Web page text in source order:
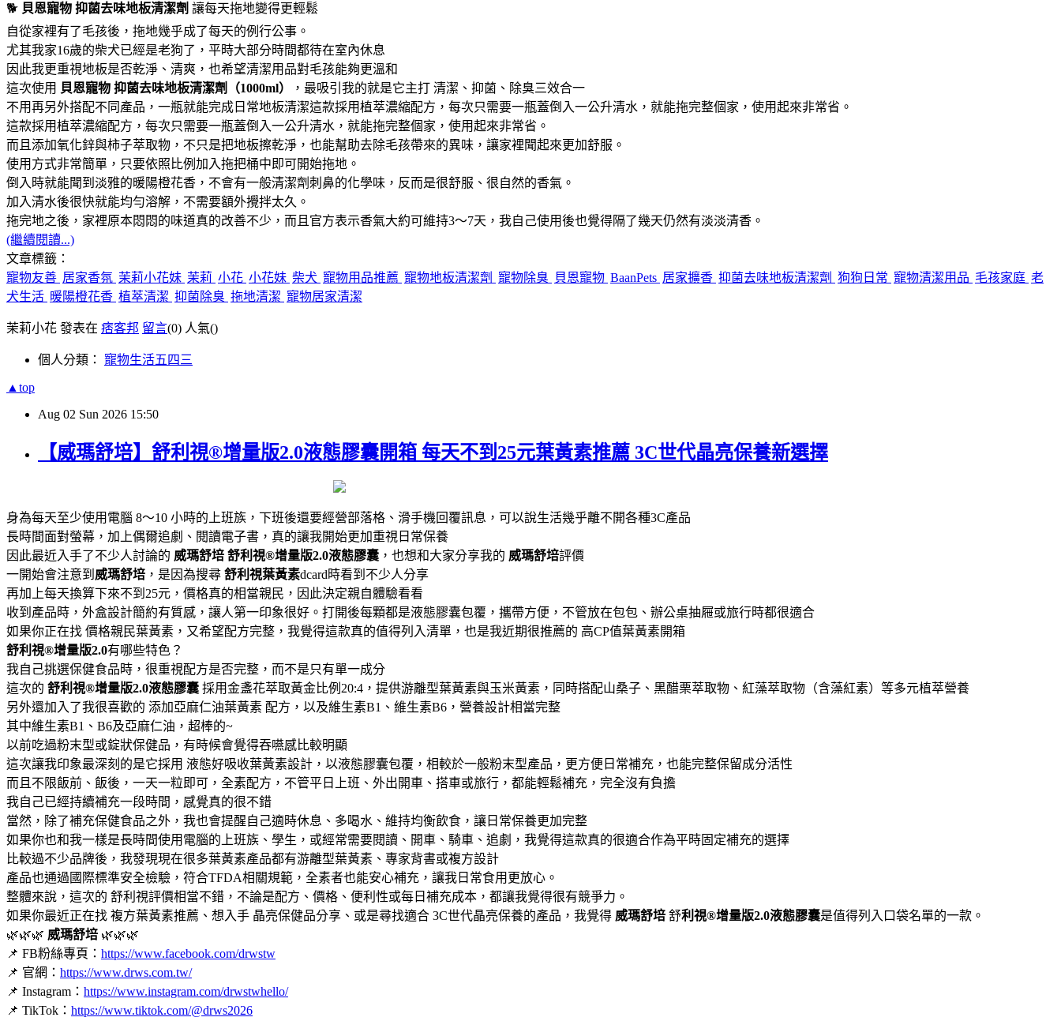
🐕 貝恩寵物 抑菌去味地板清潔劑 讓每天拖地變得更輕鬆
自從家裡有了毛孩後，拖地幾乎成了每天的例行公事。
尤其我家16歲的柴犬已經是老狗了，平時大部分時間都待在室內休息
因此我更重視地板是否乾淨、清爽，也希望清潔用品對毛孩能夠更溫和
這次使用 貝恩寵物 抑菌去味地板清潔劑（1000ml）
，最吸引我的就是它主打 清潔、抑菌、除臭三效合一
不用再另外搭配不同產品，一瓶就能完成日常地板清潔這款採用植萃濃縮配方，每次只需要一瓶蓋倒入一公升清水，就能拖完整個家，使用起來非常省。
這款採用植萃濃縮配方，每次只需要一瓶蓋倒入一公升清水，就能拖完整個家，使用起來非常省。
而且添加氧化鋅與柿子萃取物，不只是把地板擦乾淨，也能幫助去除毛孩帶來的異味，讓家裡聞起來更加舒服。
使用方式非常簡單，只要依照比例加入拖把桶中即可開始拖地。
倒入時就能聞到淡雅的暖陽橙花香，不會有一般清潔劑刺鼻的化學味，反而是很舒服、很自然的香氣。
加入清水後很快就能均勻溶解，不需要額外攪拌太久。
拖完地之後，家裡原本悶悶的味道真的改善不少，而且官方表示香氣大約可維持3～7天，我自己使用後也覺得隔了幾天仍然有淡淡清香。
(繼續閱讀...)
文章標籤：
寵物友善 居家香氛 茉莉小花妹 茉莉 小花 小花妹 柴犬 寵物用品推薦 寵物地板清潔劑 寵物除臭 貝恩寵物 BaanPets 居家擴香 抑菌去味地板清潔劑 狗狗日常 寵物清潔用品 毛孩家庭 老
犬生活 暖陽橙花香 植萃清潔 抑菌除臭 拖地清潔 寵物居家清潔
茉莉小花 發表在 痞客邦 留言(0) 人氣()
個人分類： 寵物生活五四三
▲top
Aug 02 Sun 2026 15:50
【威瑪舒培】舒利視®增量版2.0液態膠囊開箱 每天不到25元葉黃素推薦 3C世代晶亮保養新選擇
身為每天至少使用電腦 8～10 小時的上班族，下班後還要經營部落格、滑手機回覆訊息，可以說生活幾乎離不開各種3C產品
長時間面對螢幕，加上偶爾追劇、閱讀電子書，真的讓我開始更加重視日常保養
因此最近入手了不少人討論的 威瑪舒培 舒利視®增量版2.0液態膠囊 ，也想和大家分享我的 威瑪舒培評價
一開始會注意到 威瑪舒培 ，是因為搜尋 舒利視葉黃素dcard時看到不少人分享
再加上每天換算下來不到25元，價格真的相當親民，因此決定親自體驗看看
收到產品時，外盒設計簡約有質感，讓人第一印象很好。打開後每顆都是液態膠囊包覆，攜帶方便，不管放在包包、辦公桌抽屜或旅行時都很適合
如果你正在找 價格親民葉黃素，又希望配方完整，我覺得這款真的值得列入清單，也是我近期很推薦的 高CP值葉黃素開箱
舒利視®增量版2.0有哪些特色？
我自己挑選保健食品時，很重視配方是否完整，而不是只有單一成分
這次的 舒利視®增量版2.0液態膠囊 採用金盞花萃取黃金比例20:4，提供游離型葉黃素與玉米黃素，同時搭配山桑子、黑醋栗萃取物、紅藻萃取物（含藻紅素）等多元植萃營養
另外還加入了我很喜歡的 添加亞麻仁油葉黃素 配方，以及維生素B1、維生素B6，營養設計相當完整
其中維生素B1、B6及亞麻仁油，超棒的~
以前吃過粉末型或錠狀保健品，有時候會覺得吞嚥感比較明顯
這次讓我印象最深刻的是它採用 液態好吸收葉黃素設計，以液態膠囊包覆，相較於一般粉末型產品，更方便日常補充，也能完整保留成分活性
而且不限飯前、飯後，一天一粒即可，全素配方，不管平日上班、外出開車、搭車或旅行，都能輕鬆補充，完全沒有負擔
我自己已經持續補充一段時間，感覺真的很不錯
當然，除了補充保健食品之外，我也會提醒自己適時休息、多喝水、維持均衡飲食，讓日常保養更加完整
如果你也和我一樣是長時間使用電腦的上班族、學生，或經常需要閱讀、開車、騎車、追劇，我覺得這款真的很適合作為平時固定補充的選擇
比較過不少品牌後，我發現現在很多葉黃素產品都有游離型葉黃素、專家背書或複方設計
產品也通過國際標準安全檢驗，符合TFDA相關規範，全素者也能安心補充，讓我日常食用更放心。
整體來說，這次的 舒利視評價相當不錯，不論是配方、價格、便利性或每日補充成本，都讓我覺得很有競爭力。
如果你最近正在找 複方葉黃素推薦、想入手 晶亮保健品分享、或是尋找適合 3C世代晶亮保養的產品，我覺得 威瑪舒培 舒利視®增量版2.0液態膠囊是值得列入口袋名單的一款。
🌿🌿🌿 威瑪舒培 🌿🌿🌿
📌 FB粉絲專頁： https://www.facebook.com/drwstw
📌 官網： https://www.drws.com.tw/
📌 Instagram： https://www.instagram.com/drwstwhello/
📌 TikTok： https://www.tiktok.com/@drws2026